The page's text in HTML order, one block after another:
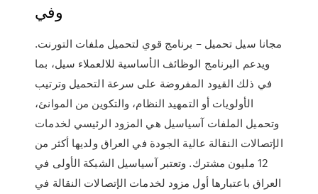
وفي
مجانا سيل تحميل – برنامج قوي لتحميل ملفات التورنت.
ويدعم البرنامج الوظائف الأساسية للالعملاء سيل، بما
في ذلك القيود المفروضة على سرعة التحميل وترتيب
الأولويات أو التمهيد النظام، والتكوين من الموانئ،
وتحميل الملفات آسياسيل هي المزود الرئيسي لخدمات
الإتصالات النقالة عالية الجودة في العراق ولديها أكثر من
12 مليون مشترك. وتعتبر آسياسيل الشبكة الأولى في
العراق باعتبارها أول مزود لخدمات الإتصالات النقالة في